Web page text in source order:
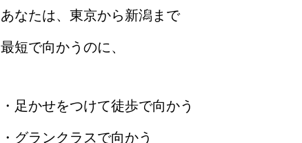
あなたは、東京から新潟まで
最短で向かうのに、
・足かせをつけて徒歩で向かう
・グランクラスで向かう